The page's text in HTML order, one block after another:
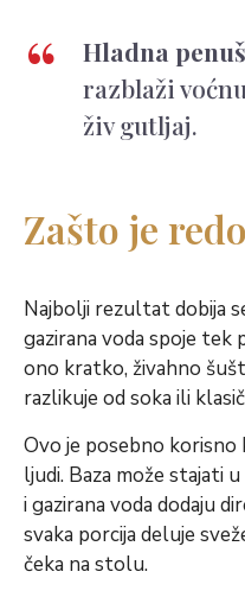
Hladna
razblaži
živ gutljaj.
Zašto je
Najbolji rezultat dobija
gazirana voda spoje tek
ono kratko, živahno
razlikuje od soka ili
Ovo je posebno korisno
ljudi. Baza može stajati
i gazirana voda dodaju
svaka porcija deluje
čeka na stolu.